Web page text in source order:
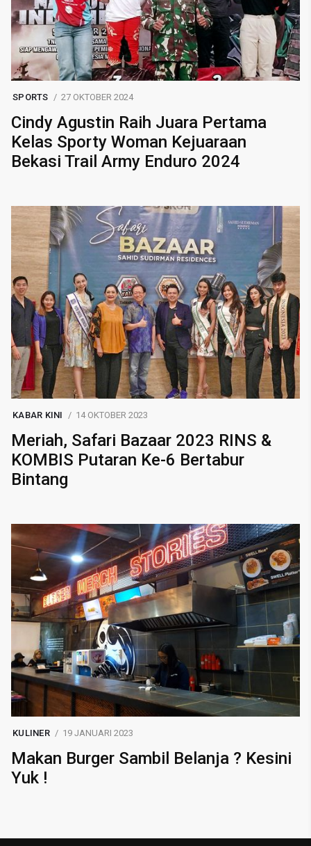
SPORTS 27 OKTOBER 2024
Cindy Agustin Raih Juara Pertama
Kelas Sporty Woman Kejuaraan
Bekasi Trail Army Enduro 2024
KABAR KINI 14 OKTOBER 2023
Meriah, Safari Bazaar 2023 RINS &
KOMBIS Putaran Ke-6 Bertabur
Bintang
KULINER 19 JANUARI 2023
Makan Burger Sambil Belanja ? Kesini
Yuk !